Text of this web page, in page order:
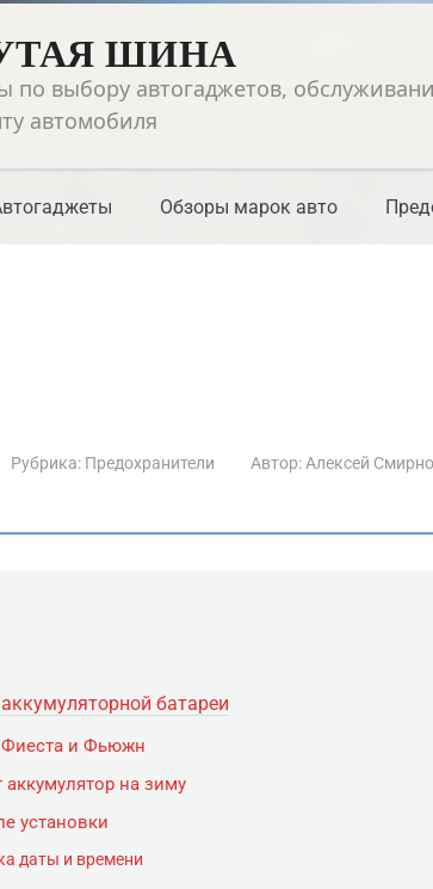
ШИНА
по выбору автогаджетов,
автомобиля
Обзоры марок авто
Рубрика: Предохранители Автор: Алексей
батареи
и Фьюжн
на зиму
установки
даты и времени